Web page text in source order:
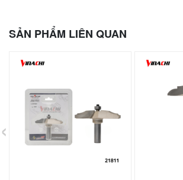
SẢN PHẨM LIÊN QUAN
‹